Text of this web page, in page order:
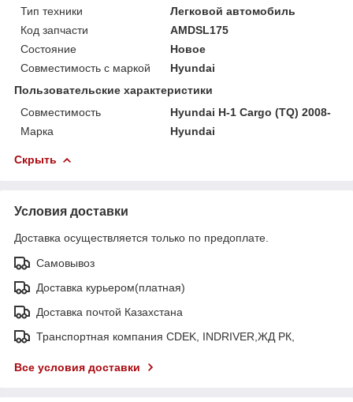
Тип техники
Легковой автомобиль
Код запчасти
AMDSL175
Состояние
Новое
Совместимость с маркой
Hyundai
Пользовательские характеристики
Совместимость
Hyundai H-1 Cargo (TQ) 2008-
Марка
Hyundai
Скрыть
Условия доставки
Доставка осуществляется только по предоплате.
Самовывоз
Доставка курьером(платная)
Доставка почтой Казахстана
Транспортная компания CDEK, INDRIVER,ЖД РК,
Все условия доставки